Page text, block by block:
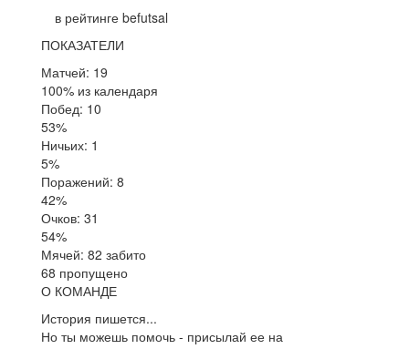
в рейтинге befutsal
ПОКАЗАТЕЛИ
Матчей: 19
100% из календаря
Побед: 10
53%
Ничьих: 1
5%
Поражений: 8
42%
Очков: 31
54%
Мячей: 82 забито
68 пропущено
О КОМАНДЕ
История пишется...
Но ты можешь помочь - присылай ее на